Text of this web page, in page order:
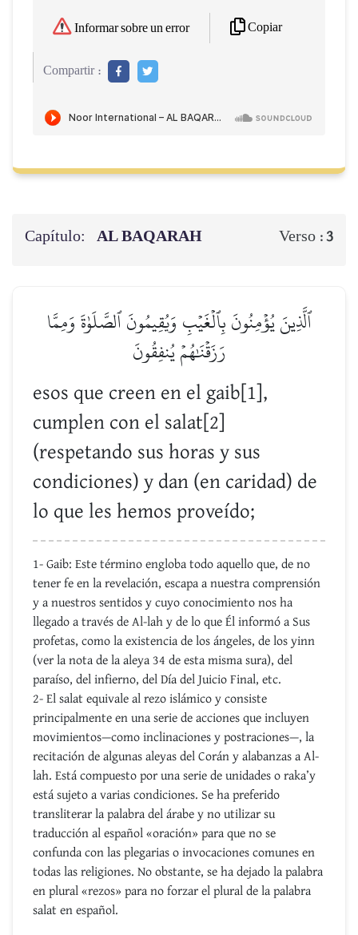
Informar sobre un error Copiar
Compartir :
Capítulo: AL BAQARAH Verso :3
ٱلَّذِينَ يُؤۡمِنُونَ بِٱلۡغَيۡبِ وَيُقِيمُونَ ٱلصَّلَوٰةَ وَمِمَّا
رَزَقۡنَٰهُمۡ يُنفِقُونَ
esos que creen en el gaib[1],
cumplen con el salat[2]
(respetando sus horas y sus
condiciones) y dan (en caridad) de
lo que les hemos proveído;
1- Gaib: Este término engloba todo aquello que, de no
tener fe en la revelación, escapa a nuestra comprensión
y a nuestros sentidos y cuyo conocimiento nos ha
llegado a través de Al-lah y de lo que Él informó a Sus
profetas, como la existencia de los ángeles, de los yinn
(ver la nota de la aleya 34 de esta misma sura), del
paraíso, del infierno, del Día del Juicio Final, etc.
2- El salat equivale al rezo islámico y consiste
principalmente en una serie de acciones que incluyen
movimientos—como inclinaciones y postraciones—, la
recitación de algunas aleyas del Corán y alabanzas a Al-
lah. Está compuesto por una serie de unidades o raka’y
está sujeto a varias condiciones. Se ha preferido
transliterar la palabra del árabe y no utilizar su
traducción al español «oración» para que no se
confunda con las plegarias o invocaciones comunes en
todas las religiones. No obstante, se ha dejado la palabra
en plural «rezos» para no forzar el plural de la palabra
salat en español.